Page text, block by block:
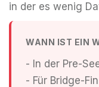
in der es wenig
WANN IST EIN
- In der Pre-
- Für Bridge-